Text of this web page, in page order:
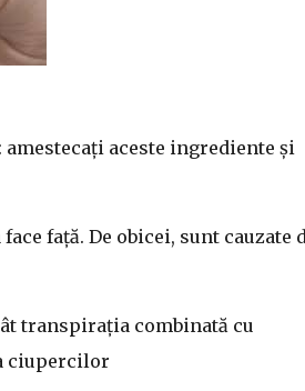
aceste ingrediente și
față. De obicei, sunt cauzate
transpirația combinată cu
ciupercilor